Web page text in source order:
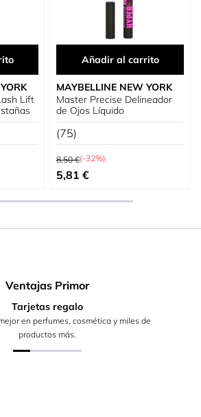
Lift
Añadir al carrito
MAYBELLINE NEW YORK
Master Precise Delineador
de Ojos Líquido
(75)
Precio habitual
8,50 €(-32%)
Precio especial
5,81 €
Ventajas Primor
Tarjetas regalo
en perfumes, cosmética y miles de
productos más.